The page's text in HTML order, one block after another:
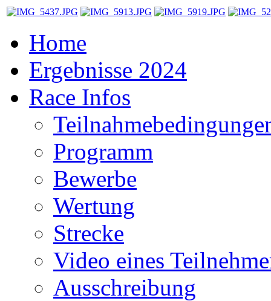
Home
Ergebnisse 2024
Race Infos
Programm
Bewerbe
Wertung
Strecke
Video eines
Ausschreibung